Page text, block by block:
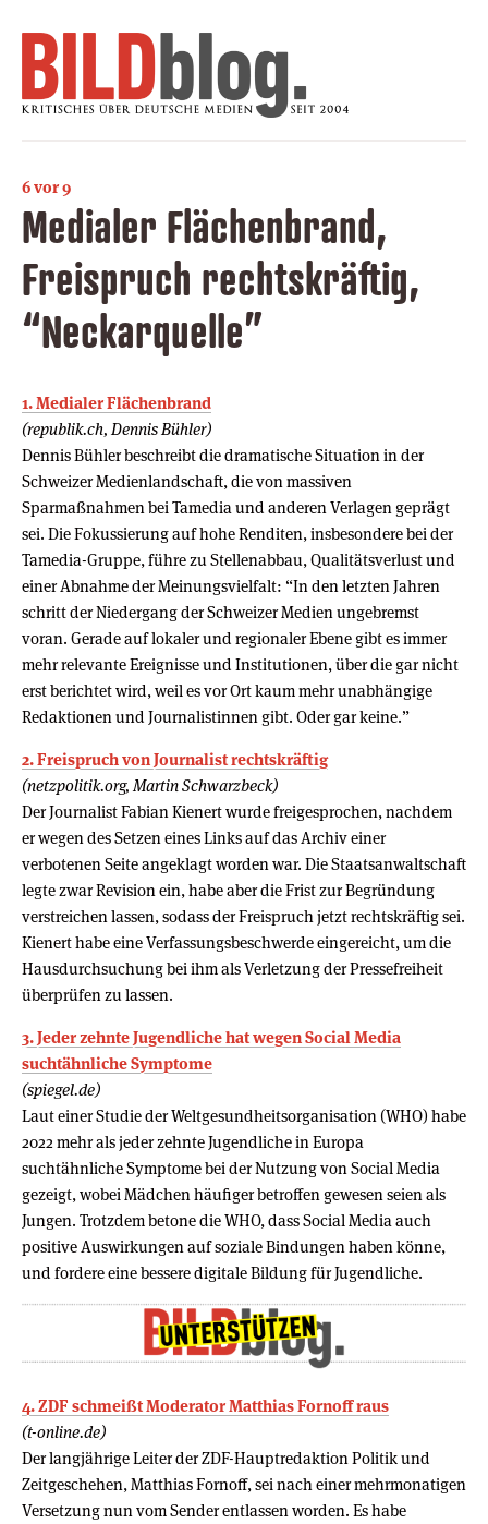
6 vor 9
Medialer Flächenbrand,
Freispruch rechtskräftig,
“Neckarquelle”
1. Medialer Flächenbrand
(republik.ch, Dennis Bühler)
Dennis Bühler beschreibt die dramatische Situation in der
Schweizer Medienlandschaft, die von massiven
Sparmaßnahmen bei Tamedia und anderen Verlagen geprägt
sei. Die Fokussierung auf hohe Renditen, insbesondere bei der
Tamedia-Gruppe, führe zu Stellenabbau, Qualitätsverlust und
einer Abnahme der Meinungsvielfalt: “In den letzten Jahren
schritt der Niedergang der Schweizer Medien ungebremst
voran. Gerade auf lokaler und regionaler Ebene gibt es immer
mehr relevante Ereignisse und Institutionen, über die gar nicht
erst berichtet wird, weil es vor Ort kaum mehr unabhängige
Redaktionen und Journalistinnen gibt. Oder gar keine.”
2. Freispruch von Journalist rechtskräftig
(netzpolitik.org, Martin Schwarzbeck)
Der Journalist Fabian Kienert wurde freigesprochen, nachdem
er wegen des Setzen eines Links auf das Archiv einer
verbotenen Seite angeklagt worden war. Die Staatsanwaltschaft
legte zwar Revision ein, habe aber die Frist zur Begründung
verstreichen lassen, sodass der Freispruch jetzt rechtskräftig sei.
Kienert habe eine Verfassungsbeschwerde eingereicht, um die
Hausdurchsuchung bei ihm als Verletzung der Pressefreiheit
überprüfen zu lassen.
3. Jeder zehnte Jugendliche hat wegen Social Media
suchtähnliche Symptome
(spiegel.de)
Laut einer Studie der Weltgesundheitsorganisation (WHO) habe
2022 mehr als jeder zehnte Jugendliche in Europa
suchtähnliche Symptome bei der Nutzung von Social Media
gezeigt, wobei Mädchen häufiger betroffen gewesen seien als
Jungen. Trotzdem betone die WHO, dass Social Media auch
positive Auswirkungen auf soziale Bindungen haben könne,
und fordere eine bessere digitale Bildung für Jugendliche.
4. ZDF schmeißt Moderator Matthias Fornoff raus
(t-online.de)
Der langjährige Leiter der ZDF-Hauptredaktion Politik und
Zeitgeschehen, Matthias Fornoff, sei nach einer mehrmonatigen
Versetzung nun vom Sender entlassen worden. Es habe